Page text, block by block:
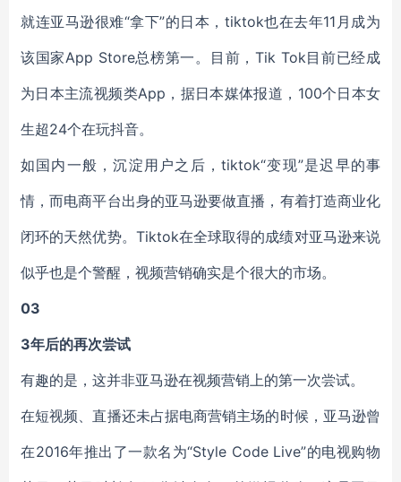
就连亚马逊很难“拿下”的日本，tiktok也在去年11月成为
该国家App Store总榜第一。目前，Tik Tok目前已经成
为日本主流视频类App，据日本媒体报道，100个日本女
生超24个在玩抖音。
如国内一般，沉淀用户之后，tiktok“变现”是迟早的事
情，而电商平台出身的亚马逊要做直播，有着打造商业化
闭环的天然优势。Tiktok在全球取得的成绩对亚马逊来说
似乎也是个警醒，视频营销确实是个很大的市场。
03
3年后的再次尝试
有趣的是，这并非亚马逊在视频营销上的第一次尝试。
在短视频、直播还未占据电商营销主场的时候，亚马逊曾
在2016年推出了一款名为“Style Code Live”的电视购物